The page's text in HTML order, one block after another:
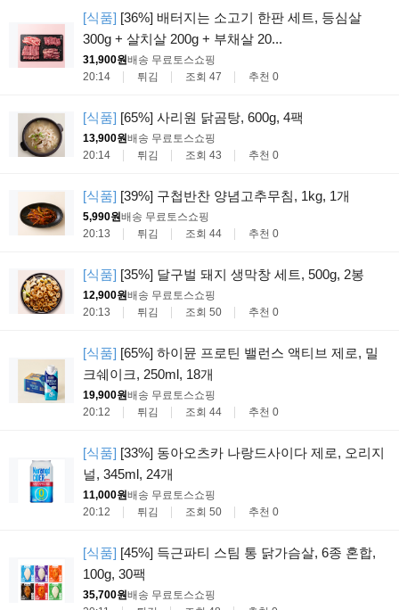
[식품] [36%] 배터지는 소고기 한판 세트, 등심살
300g + 살치살 200g + 부채살 20...
31,900원배송 무료토스쇼핑
20:14
튀김 조회 47 추천 0
[식품] [65%] 사리원 닭곰탕, 600g, 4팩
13,900원배송 무료토스쇼핑
20:14
튀김 조회 43 추천 0
[식품] [39%] 구첩반찬 양념고추무침, 1kg, 1개
5,990원배송 무료토스쇼핑
20:13
튀김 조회 44 추천 0
[식품] [35%] 달구벌 돼지 생막창 세트, 500g, 2봉
12,900원배송 무료토스쇼핑
20:13
튀김 조회 50 추천 0
[식품] [65%] 하이뮨 프로틴 밸런스 액티브 제로, 밀
크쉐이크, 250ml, 18개
19,900원배송 무료토스쇼핑
20:12
튀김 조회 44 추천 0
[식품] [33%] 동아오츠카 나랑드사이다 제로, 오리지
널, 345ml, 24개
11,000원배송 무료토스쇼핑
20:12
튀김 조회 50 추천 0
[식품] [45%] 득근파티 스팀 통 닭가슴살, 6종 혼합,
100g, 30팩
35,700원배송 무료토스쇼핑